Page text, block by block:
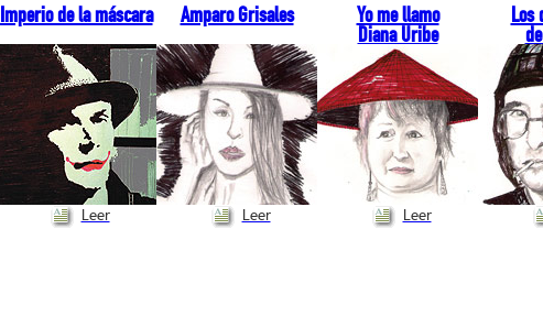
Imperio de la máscara Amparo Grisales Yo me llamo
Diana Uribe
Los
Leer Leer Leer